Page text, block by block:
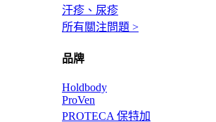
汗疹、尿疹
所有關注問題 >
品牌
Holdbody
ProVen
PROTECA 保特加